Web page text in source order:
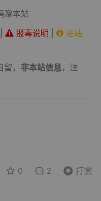
赠本站
报毒说明
进站
， 非本站信息，注
0 2 打赏